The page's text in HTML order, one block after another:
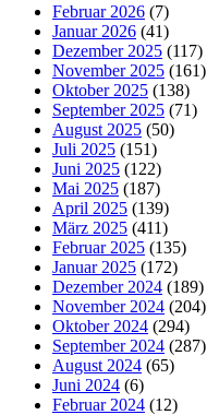
Februar 2026 (7)
Januar 2026 (41)
Dezember 2025 (117)
November 2025 (161)
Oktober 2025 (138)
September 2025 (71)
August 2025 (50)
Juli 2025 (151)
Juni 2025 (122)
Mai 2025 (187)
April 2025 (139)
März 2025 (411)
Februar 2025 (135)
Januar 2025 (172)
Dezember 2024 (189)
November 2024 (204)
Oktober 2024 (294)
September 2024 (287)
August 2024 (65)
Juni 2024 (6)
Februar 2024 (12)